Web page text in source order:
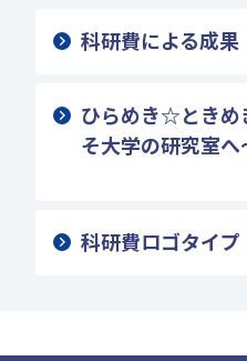
科研費による成果
ひらめき☆ときめ
そ大学の研究室へ
科研費ロゴタイプ